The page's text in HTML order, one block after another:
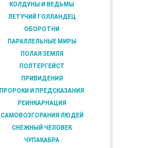
КОЛДУНЫ И ВЕДЬМЫ
ЛЕТУЧИЙ ГОЛЛАНДЕЦ
ОБОРОТНИ
ПАРАЛЛЕЛЬНЫЕ МИРЫ
ПОЛАЯ ЗЕМЛЯ
ПОЛТЕРГЕЙСТ
ПРИВИДЕНИЯ
ПРОРОКИ И ПРЕДСКАЗАНИЯ
РЕИНКАРНАЦИЯ
САМОВОЗГОРАНИЯ ЛЮДЕЙ
СНЕЖНЫЙ ЧЕЛОВЕК
ЧУПАКАБРА